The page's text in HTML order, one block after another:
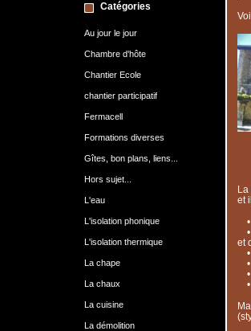
Catégories
Au jour le jour
Chambre d'hôte
Chantier Ecole
chantier participatif
Fermacell
Formations diverses
Gîtes, bon plans, liens...
Hors sujet...
L'eau
L'isolation phonique
L'isolation thermique
La chape
La chaux
La cuisine
La démolition
La
et
•
•
et
•
•
•
•